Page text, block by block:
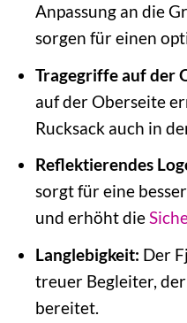
Anpassung an die
sorgen für einen
Tragegriffe auf der
auf der Oberseite
Rucksack auch in
Reflektierendes
sorgt für eine
und erhöht die
Langlebigkeit: Der
treuer Begleiter,
bereitet.